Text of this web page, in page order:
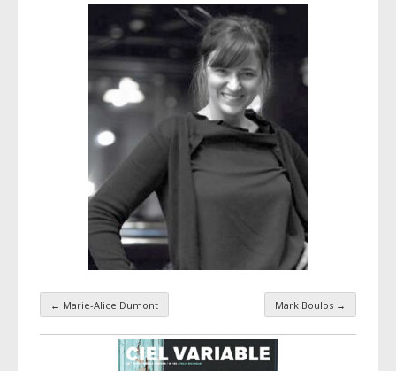
Navigation par taxonomie
← Marie-Alice Dumont Mark Boulos →